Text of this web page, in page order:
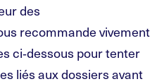
des
recommande vivement
ci‑dessous pour tenter
liés aux dossiers avant